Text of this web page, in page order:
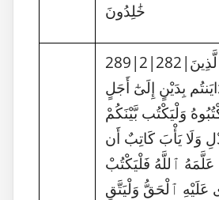
خَٰلِدُونَ
289|2|282|يَٰٓأَيُّهَا ٱلَّذِينَ
بِدَيْنٍ إِلَىٰٓ أَجَلٍ
وَلْيَكْتُب بَّيْنَكُمْ
وَلَا يَأْبَ كَاتِبٌ أَن
ٱللَّهُ فَلْيَكْتُبْ
عَلَيْهِ ٱلْحَقُّ وَلْيَتَّقِ